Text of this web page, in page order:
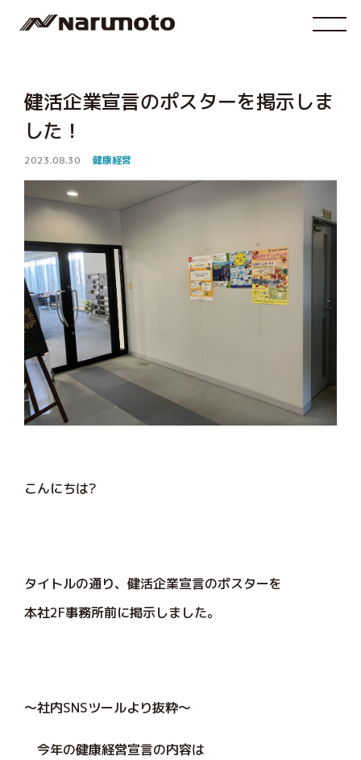
健活企業宣言のポスターを掲示しま
した！
2023.08.30 健康経営
こんにちは?
タイトルの通り、健活企業宣言のポスターを
本社2F事務所前に掲示しました。
～社内SNSツールより抜粋～
今年の健康経営宣言の内容は